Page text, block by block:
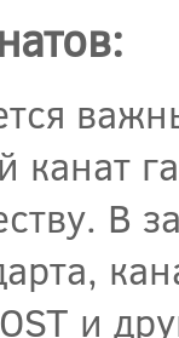
В
и